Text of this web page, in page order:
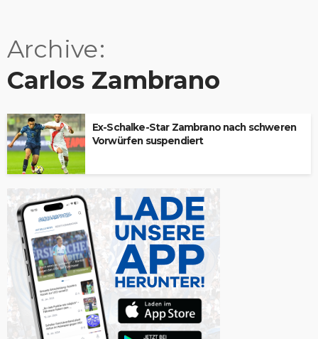
Archive
Carlos Zambrano
Ex-Schalke-Star Zambrano nach schweren
Vorwürfen suspendiert